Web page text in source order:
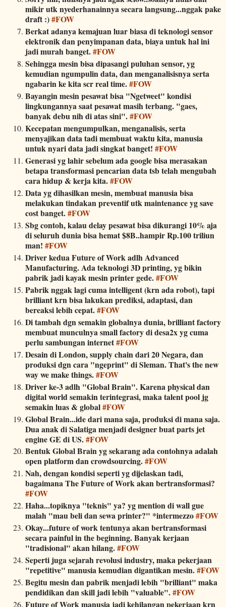
mikir utk nyederhanainnya secara langsung...nggak pake
draft :)#FOW
Berkat adanya kemajuan luar biasa di teknologi sensor
elektronik dan penyimpanan data, biaya untuk hal ini
jadi murah banget.#FOW
Sehingga mesin bisa dipasangi puluhan sensor, yg
kemudian ngumpulin data, dan menganalisisnya serta
ngabarin ke kita scr real time.#FOW
Bayangin mesin pesawat bisa "Ngetweet" kondisi
lingkungannya saat pesawat masih terbang. "gaes,
banyak debu nih di atas sini".#FOW
Kecepatan mengumpulkan, menganalisis, serta
menyajikan data tadi membuat waktu kita, manusia
untuk nyari data jadi singkat banget! #FOW
Generasi yg lahir sebelum ada google bisa merasakan
betapa transformasi pencarian data tsb telah mengubah
cara hidup & kerja kita.#FOW
Data yg dihasilkan mesin, membuat manusia bisa
melakukan tindakan preventif utk maintenance yg save
cost banget.#FOW
Sbg contoh, kalau delay pesawat bisa dikurangi 10% aja
di seluruh dunia bisa hemat $8B..hampir Rp.100 triliun
man! #FOW
Driver kedua Future of Work adlh Advanced
Manufacturing. Ada teknologi 3D printing, yg bikin
pabrik jadi kayak mesin printer gede.#FOW
Pabrik nggak lagi cuma intelligent (krn ada robot), tapi
brilliant krn bisa lakukan prediksi, adaptasi, dan
bereaksi lebih cepat.#FOW
Di tambah dgn semakin globalnya dunia, brilliant factory
membuat munculnya small factory di desa2x yg cuma
perlu sambungan internet#FOW
Desain di London, supply chain dari 20 Negara, dan
produksi dgn cara "ngeprint" di Sleman. That's the new
way we make things.#FOW
Driver ke-3 adlh "Global Brain". Karena physical dan
digital world semakin terintegrasi, maka talent pool jg
semakin luas & global#FOW
Global Brain...ide dari mana saja, produksi di mana saja.
Dua anak di Salatiga menjadi designer buat parts jet
engine GE di US.#FOW
Bentuk Global Brain yg sekarang ada contohnya adalah
open platform dan crowdsourcing.#FOW
Nah, dengan kondisi seperti yg dijelaskan tadi,
bagaimana The Future of Work akan bertransformasi?
#FOW
Haha...topiknya "teknis" ya? yg mention di wall gue
malah "mau beli dan sewa printer?" *intermezzo#FOW
Okay...future of work tentunya akan bertransformasi
secara painful in the beginning. Banyak kerjaan
"tradisional" akan hilang.#FOW
Seperti juga sejarah revolusi industry, maka pekerjaan
"repetitive" manusia kemudian digantikan mesin.#FOW
Begitu mesin dan pabrik menjadi lebih "brilliant" maka
pendidikan dan skill jadi lebih "valuable".#FOW
Future of Work manusia jadi kehilangan pekerjaan krn